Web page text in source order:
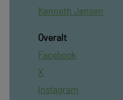
Kenneth Jensen
Overalt
Facebook
X
Instagram